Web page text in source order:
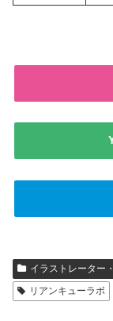
イラストレーター
リアンキューラボ